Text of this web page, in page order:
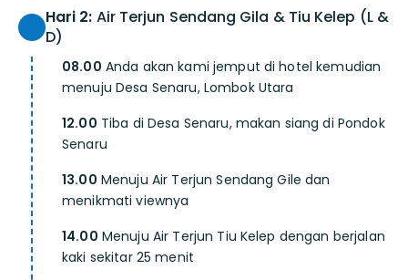
Hari 2: Air Terjun Sendang Gila & Tiu Kelep (L &
D)
08.00 Anda akan kami jemput di hotel kemudian
menuju Desa Senaru, Lombok Utara
12.00 Tiba di Desa Senaru, makan siang di Pondok
Senaru
13.00 Menuju Air Terjun Sendang Gile dan
menikmati viewnya
14.00 Menuju Air Terjun Tiu Kelep dengan berjalan
kaki sekitar 25 menit